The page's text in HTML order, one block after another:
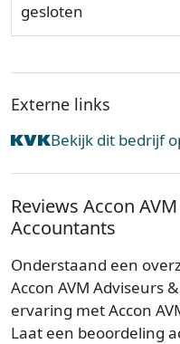
gesloten
Externe links
Bekijk dit bedrijf
Reviews Accon
Accountants
Onderstaand een
Accon AVM Adviseurs
ervaring met Accon
Laat een beoordeling